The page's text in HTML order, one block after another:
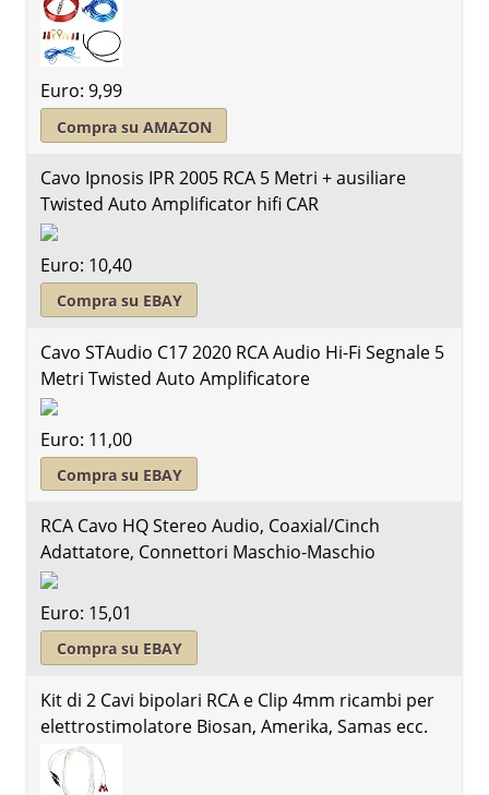
Euro: 9,99
Compra su AMAZON
Cavo Ipnosis IPR 2005 RCA 5 Metri + ausiliare
Twisted Auto Amplificator hifi CAR
Euro: 10,40
Compra su EBAY
Cavo STAudio C17 2020 RCA Audio Hi-Fi Segnale 5
Metri Twisted Auto Amplificatore
Euro: 11,00
Compra su EBAY
RCA Cavo HQ Stereo Audio, Coaxial/Cinch
Adattatore, Connettori Maschio-Maschio
Euro: 15,01
Compra su EBAY
Kit di 2 Cavi bipolari RCA e Clip 4mm ricambi per
elettrostimolatore Biosan, Amerika, Samas ecc.